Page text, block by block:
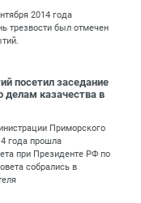
2014 года
трезвости был отмечен
посетил заседание
делам казачества в
Приморского
года прошла
при Президенте РФ по
собрались в